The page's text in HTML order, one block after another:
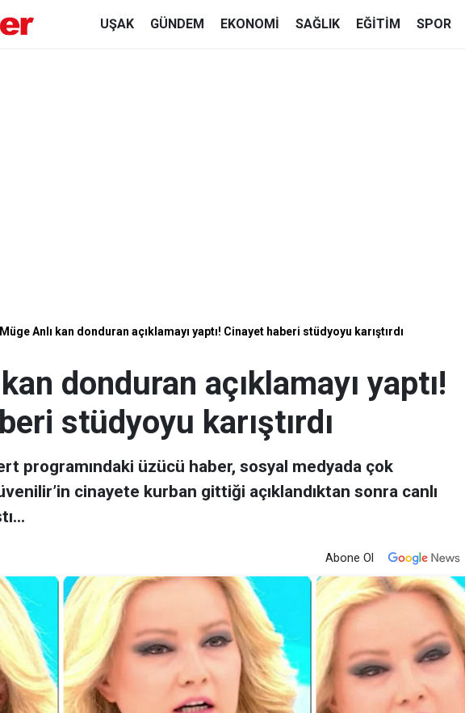
UŞAK GÜNDEM EKONOMI SAĞLIK EĞITIM SPOR
Müge Anlı kan donduran açıklamayı yaptı! Cinayet haberi stüdyoyu karıştırdı
donduran açıklamayı yaptı!
stüdyoyu karıştırdı
programındaki üzücü haber, sosyal medyada çok
cinayete kurban gittiği açıklandıktan sonra canlı
Abone Ol